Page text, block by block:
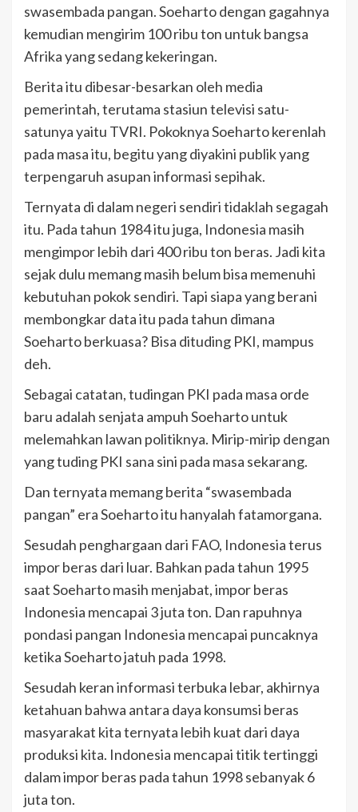
swasembada pangan. Soeharto dengan gagahnya
kemudian mengirim 100 ribu ton untuk bangsa
Afrika yang sedang kekeringan.
Berita itu dibesar-besarkan oleh media
pemerintah, terutama stasiun televisi satu-
satunya yaitu TVRI. Pokoknya Soeharto kerenlah
pada masa itu, begitu yang diyakini publik yang
terpengaruh asupan informasi sepihak.
Ternyata di dalam negeri sendiri tidaklah segagah
itu. Pada tahun 1984 itu juga, Indonesia masih
mengimpor lebih dari 400 ribu ton beras. Jadi kita
sejak dulu memang masih belum bisa memenuhi
kebutuhan pokok sendiri. Tapi siapa yang berani
membongkar data itu pada tahun dimana
Soeharto berkuasa? Bisa dituding PKI, mampus
deh.
Sebagai catatan, tudingan PKI pada masa orde
baru adalah senjata ampuh Soeharto untuk
melemahkan lawan politiknya. Mirip-mirip dengan
yang tuding PKI sana sini pada masa sekarang.
Dan ternyata memang berita “swasembada
pangan” era Soeharto itu hanyalah fatamorgana.
Sesudah penghargaan dari FAO, Indonesia terus
impor beras dari luar. Bahkan pada tahun 1995
saat Soeharto masih menjabat, impor beras
Indonesia mencapai 3 juta ton. Dan rapuhnya
pondasi pangan Indonesia mencapai puncaknya
ketika Soeharto jatuh pada 1998.
Sesudah keran informasi terbuka lebar, akhirnya
ketahuan bahwa antara daya konsumsi beras
masyarakat kita ternyata lebih kuat dari daya
produksi kita. Indonesia mencapai titik tertinggi
dalam impor beras pada tahun 1998 sebanyak 6
juta ton.